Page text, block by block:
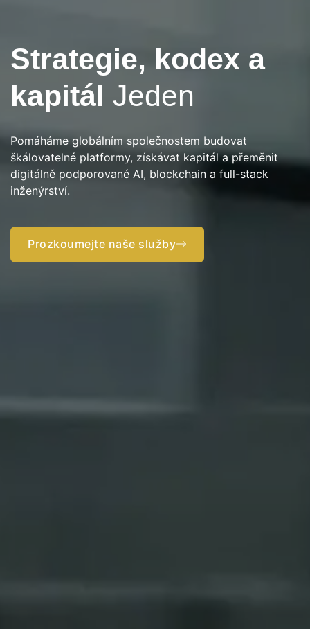
Budování Co je
další v Umělá
inteligence a Web3
Od strategie a provedení až po investice a
automatizaci Rusaka nabízí inteligentní řešení, které
Strategie, kodex a
kapitál Jeden
Pomáháme globálním společnostem budovat
škálovatelné platformy, získávat kapitál a přeměnit
digitálně podporované AI, blockchain a full-stack
inženýrství.
Prozkoumejte naše služby